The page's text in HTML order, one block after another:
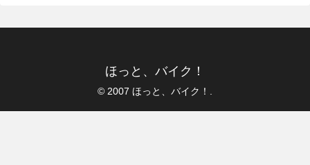
ほっと、バイク！
© 2007 ほっと、バイク！.